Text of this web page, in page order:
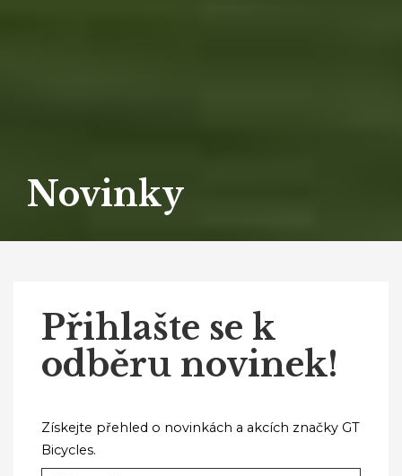
Novinky
Přihlašte se k
odběru novinek!
Získejte přehled o novinkách a akcích značky GT
Bicycles.